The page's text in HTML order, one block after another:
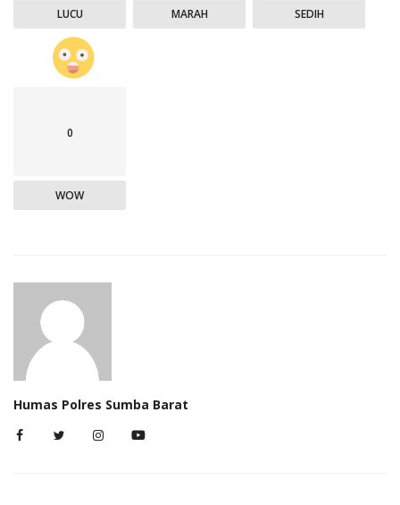
LUCU MARAH SEDIH
0
WOW
Humas Polres Sumba Barat